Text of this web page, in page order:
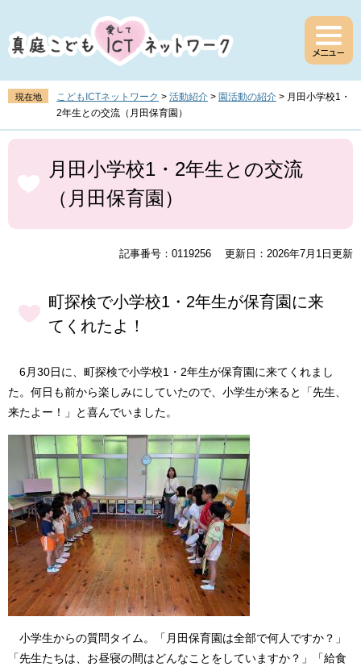
ジ
の
頭
す
。
ュ
ー
飛
し
て
現在地 こどもICTネットワーク > 活動紹介 > 園活動の紹介 > 月田小学校1・
2年生との交流（月田保育園）
本
月田小学校1・2年生との交流
（月田保育園）
記事番号：0119256 更新日：2026年7月1日更新
町探検で小学校1・2年生が保育園に来
てくれたよ！
6月30日に、町探検で小学校1・2年生が保育園に来てくれまし
た。何日も前から楽しみにしていたので、小学生が来ると「先生、
来たよー！」と喜んでいました。
小学生からの質問タイム。「月田保育園は全部で何人ですか？」
「先生たちは、お昼寝の間はどんなことをしていますか？」「給食